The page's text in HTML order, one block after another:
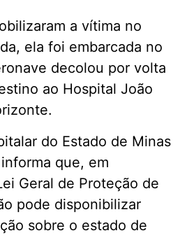
a vítima no
ela foi embarcada no
decolou por volta
ao Hospital João
do Estado de Minas
que, em
Geral de Proteção de
pode disponibilizar
sobre o estado de